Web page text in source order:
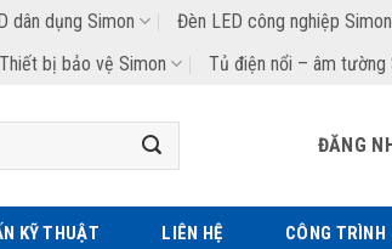
dân dụng Simon Đèn LED công nghiệp Simon
Thiết bị bảo vệ Simon
Tủ điện nổi – âm tường
ĐĂNG
KỸ THUẬT LIÊN HỆ CÔNG TRÌNH